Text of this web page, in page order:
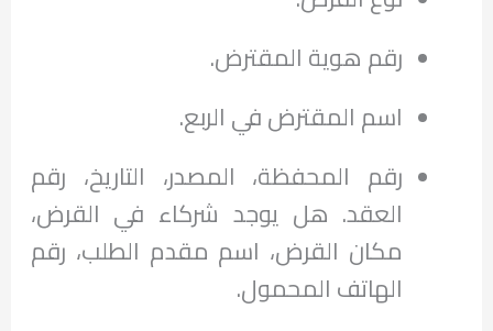
رقم هوية المقترض.
اسم المقترض في الربع.
رقم المحفظة، المصدر، التاريخ، رقم
العقد. هل يوجد شركاء في القرض،
مكان القرض، اسم مقدم الطلب، رقم
الهاتف المحمول.